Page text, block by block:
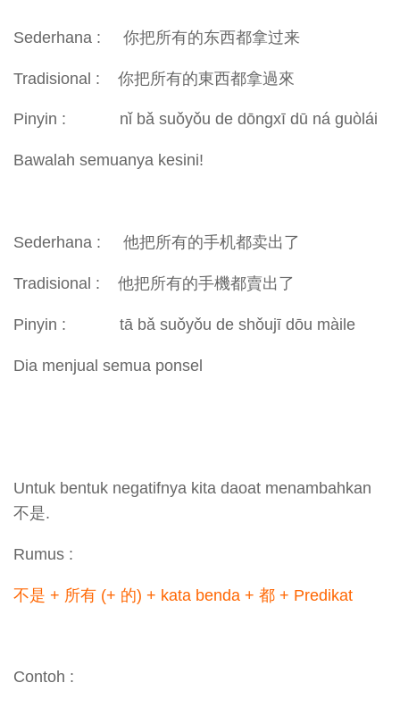
Sederhana : 你把所有的东西都拿过来
Tradisional : 你把所有的東西都拿過來
Pinyin : nǐ bǎ suǒyǒu de dōngxī dū ná guòlái
Bawalah semuanya kesini!
Sederhana : 他把所有的手机都卖出了
Tradisional : 他把所有的手機都賣出了
Pinyin : tā bǎ suǒyǒu de shǒujī dōu màile
Dia menjual semua ponsel
Untuk bentuk negatifnya kita daoat menambahkan
不是.
Rumus :
不是 + 所有 (+ 的) + kata benda + 都 + Predikat
Contoh :